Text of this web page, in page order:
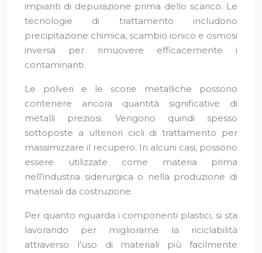
impianti di depurazione prima dello scarico. Le
tecnologie di trattamento includono
precipitazione chimica, scambio ionico e osmosi
inversa per rimuovere efficacemente i
contaminanti.
Le polveri e le scorie metalliche possono
contenere ancora quantità significative di
metalli preziosi. Vengono quindi spesso
sottoposte a ulteriori cicli di trattamento per
massimizzare il recupero. In alcuni casi, possono
essere utilizzate come materia prima
nell’industria siderurgica o nella produzione di
materiali da costruzione.
Per quanto riguarda i componenti plastici, si sta
lavorando per migliorarne la riciclabilità
attraverso l’uso di materiali più facilmente